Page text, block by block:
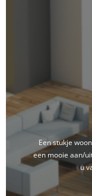
Een stukje
een mooie aan/
u